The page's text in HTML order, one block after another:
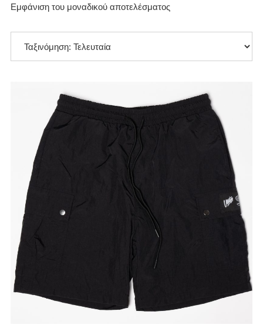
Εμφάνιση του μοναδικού αποτελέσματος